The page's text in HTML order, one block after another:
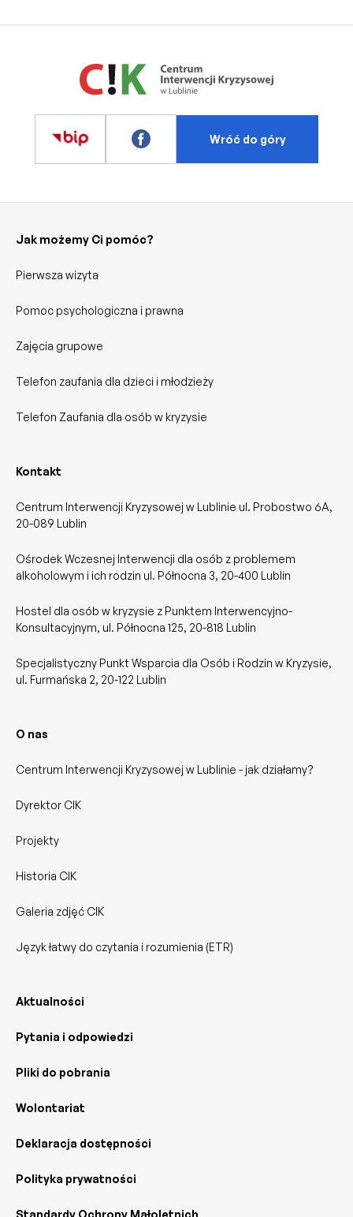
Wróć do góry
Jak możemy Ci pomóc?
Pierwsza wizyta
Pomoc psychologiczna i prawna
Zajęcia grupowe
Telefon zaufania dla dzieci i młodzieży
Telefon Zaufania dla osób w kryzysie
Kontakt
Centrum Interwencji Kryzysowej w Lublinie ul. Probostwo 6A,
20-089 Lublin
Ośrodek Wczesnej Interwencji dla osób z problemem
alkoholowym i ich rodzin ul. Północna 3, 20-400 Lublin
Hostel dla osób w kryzysie z Punktem Interwencyjno-
Konsultacyjnym, ul. Północna 125, 20-818 Lublin
Specjalistyczny Punkt Wsparcia dla Osób i Rodzin w Kryzysie,
ul. Furmańska 2, 20-122 Lublin
O nas
Centrum Interwencji Kryzysowej w Lublinie - jak działamy?
Dyrektor CIK
Projekty
Historia CIK
Galeria zdjęć CIK
Język łatwy do czytania i rozumienia (ETR)
Aktualności
Pytania i odpowiedzi
Pliki do pobrania
Wolontariat
Deklaracja dostępności
Polityka prywatności
Standardy Ochrony Małoletnich